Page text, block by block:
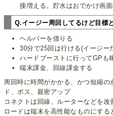
接増える。貯水はおでかけ画
Q.イージー周回してるけど目標
ヘルパーを借りる
30分で25回は行ける(イージー
ハードブーストに行ってGPも
端末課金、回線課金する
周回時に時間がかかる、かつ短縮
ド、ボス、親密アップ
コネクトは回線、ルーターなどを改
ロードは端末を高性能なものにする